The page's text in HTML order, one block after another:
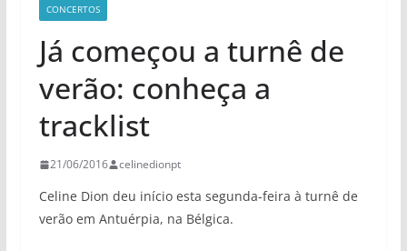
CONCERTOS
Já começou a turnê de
verão: conheça a
tracklist
21/06/2016 celinedionpt
Celine Dion deu início esta segunda-feira à turnê de
verão em Antuérpia, na Bélgica.